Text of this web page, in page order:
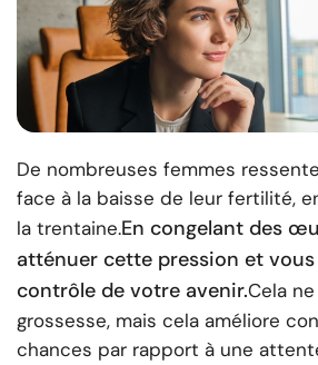
De nombreuses femmes
face à la baisse de leur fertilité,
la trentaine.En congelant des
atténuer cette pression et
contrôle de votre avenir.Cela
grossesse, mais cela améliore
chances par rapport à une